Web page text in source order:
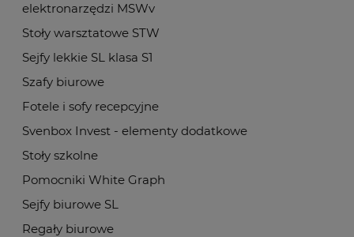
elektronarzędzi MSWv
Stoły warsztatowe STW
Sejfy lekkie SL klasa S1
Szafy biurowe
Fotele i sofy recepcyjne
Svenbox Invest - elementy dodatkowe
Stoły szkolne
Pomocniki White Graph
Sejfy biurowe SL
Regały biurowe